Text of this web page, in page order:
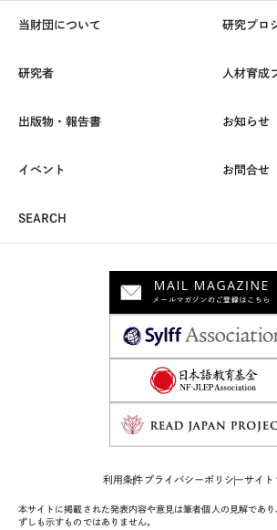
当財団について 研究プロ
研究者 人材育成
出版物・報告書 お知らせ
イベント お問合せ
SEARCH
利用条件プライバシーポリシーサイト
本サイトに掲載された発表内容や意見は筆者個人の見解であ
ずしも示すものではありません。